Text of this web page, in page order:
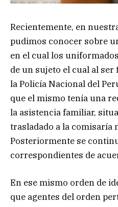
Recientemente, en
pudimos conocer sobre
en el cual los
de un sujeto el cual al
la Policía Nacional del
que el mismo tenía una
la asistencia familiar,
trasladado a la comisaría
Posteriormente se
correspondientes de
En ese mismo orden de
que agentes del orden